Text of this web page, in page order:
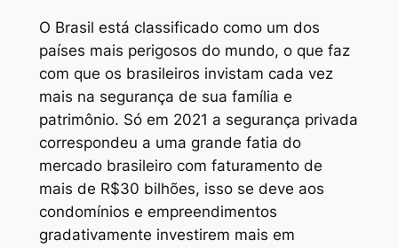
O Brasil está classificado como um dos
países mais perigosos do mundo, o que faz
com que os brasileiros invistam cada vez
mais na segurança de sua família e
patrimônio. Só em 2021 a segurança privada
correspondeu a uma grande fatia do
mercado brasileiro com faturamento de
mais de R$30 bilhões, isso se deve aos
condomínios e empreendimentos
gradativamente investirem mais em